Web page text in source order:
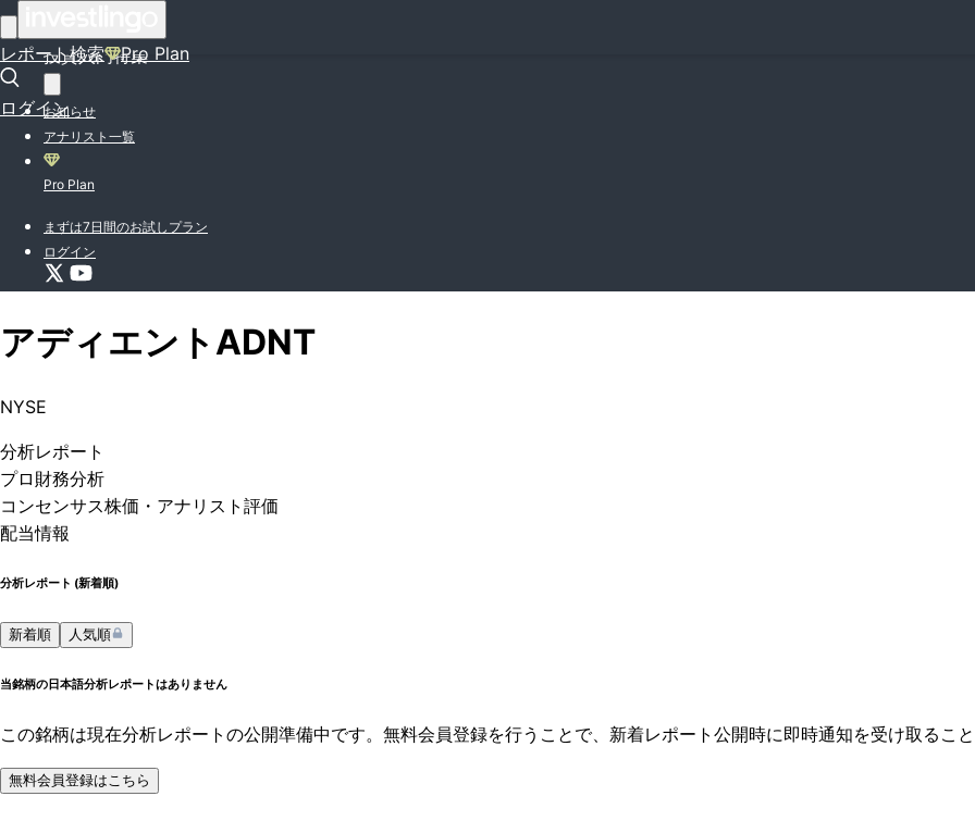
レポート検索 Pro Plan
ログイン
投資入門特集
お知らせ
アナリスト一覧
Pro Plan
まずは7日間のお試しプラン
ログイン
アディエント ADNT
NYSE
分析レポート
プロ 財務分析
コンセンサス株価 ・アナリスト評価
配当情報
分析レポート (新着順)
新着順 人気順
当銘柄の日本語分析レポートはありません
この銘柄は現在分析レポートの公開準備中です。無料会員登録を行うことで、新着レポート公開時に即時通知を受け取ること
無料会員登録はこちら